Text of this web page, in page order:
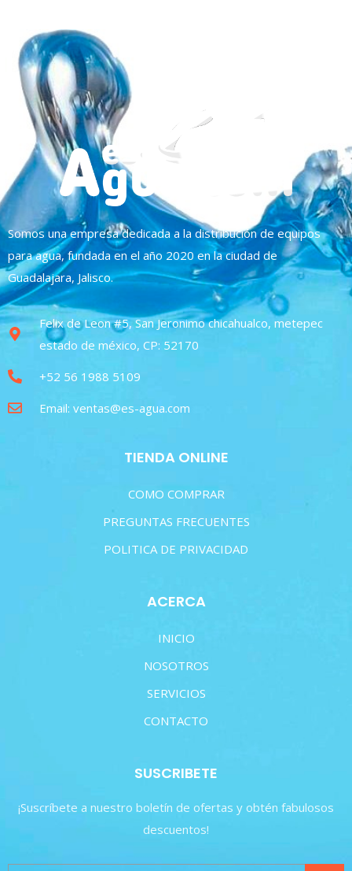
Somos una empresa dedicada a la distribución de equipos
para agua, fundada en el año 2020 en la ciudad de
Guadalajara, Jalisco.
Felix de Leon #5, San Jeronimo chicahualco, metepec
estado de méxico, CP: 52170
+52 56 1988 5109
Email: ventas@es-agua.com
TIENDA ONLINE
COMO COMPRAR
PREGUNTAS FRECUENTES
POLITICA DE PRIVACIDAD
ACERCA
INICIO
NOSOTROS
SERVICIOS
CONTACTO
SUSCRIBETE
¡Suscríbete a nuestro boletín de ofertas y obtén fabulosos
descuentos!